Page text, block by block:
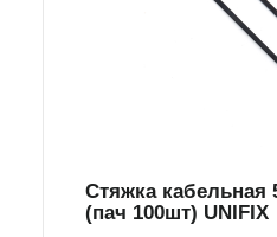
Стяжка кабельная
(пач 100шт) UNIFIX